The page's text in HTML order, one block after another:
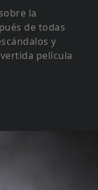
la
de todas
y
película